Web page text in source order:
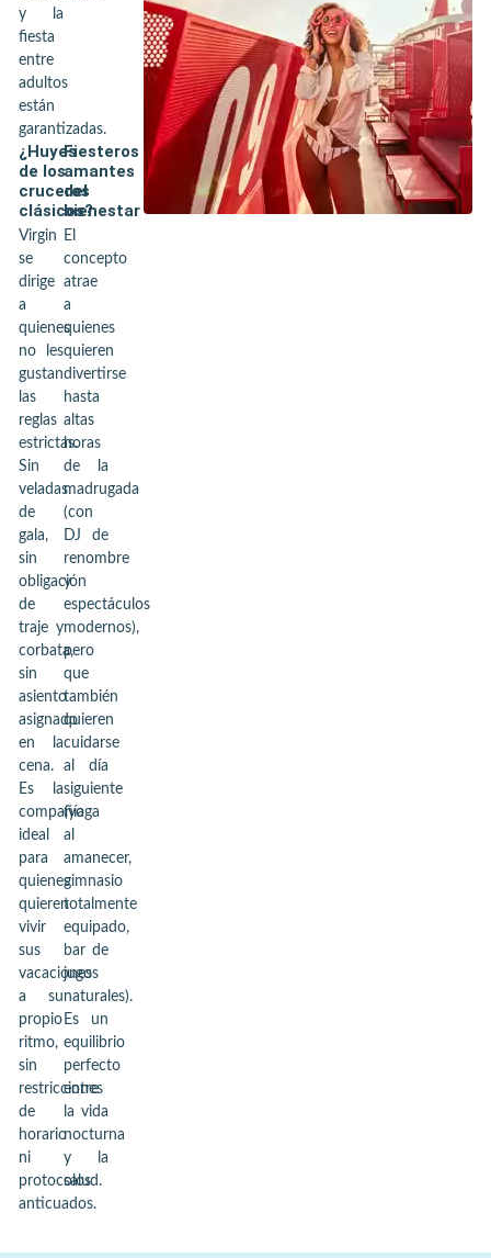
y la
fiesta
entre
adultos
están
garantizadas.
¿Huyes
de los
cruceros
clásicos?
Virgin
se
dirige
a
quienes
no les
gustan
las
reglas
estrictas.
Sin
veladas
de
gala,
sin
obligación
de
traje y
corbata,
sin
asiento
asignado
en la
cena.
Es la
compañía
ideal
para
quienes
quieren
vivir
sus
vacaciones
a su
propio
ritmo,
sin
restricciones
de
horario
ni
protocolos
anticuados.
Fiesteros
amantes
del
bienestar
El
concepto
atrae
a
quienes
quieren
divertirse
hasta
altas
horas
de la
madrugada
(con
DJ de
renombre
y
espectáculos
modernos),
pero
que
también
quieren
cuidarse
al día
siguiente
(yoga
al
amanecer,
gimnasio
totalmente
equipado,
bar de
jugos
naturales).
Es un
equilibrio
perfecto
entre
la vida
nocturna
y la
salud.